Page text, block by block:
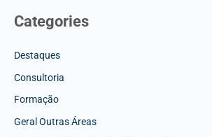
Categories
Destaques
Consultoria
Formação
Geral Outras Áreas